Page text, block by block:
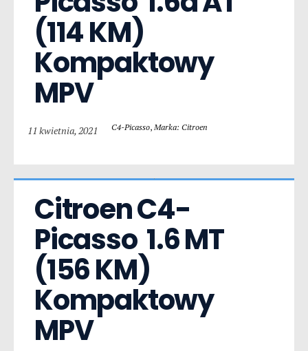
(114 KM)
Kompaktowy
MPV
11 kwietnia, 2021 C4-Picasso, Marka: Citroen
Citroen C4-
Picasso  1.6 MT
(156 KM)
Kompaktowy
MPV